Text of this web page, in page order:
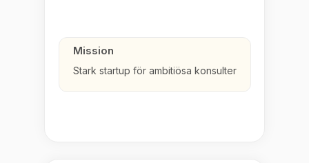
Mission
Stark startup för ambitiösa konsulter